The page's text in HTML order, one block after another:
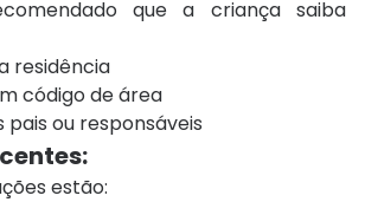
que a criança saiba
residência
código de área
ou responsáveis
estão: